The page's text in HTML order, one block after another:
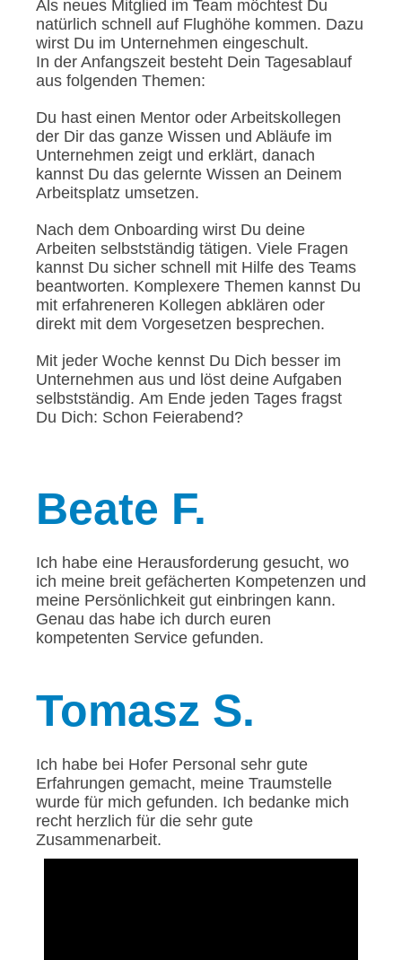
Als neues Mitglied im Team möchtest Du
natürlich schnell auf Flughöhe kommen. Dazu
wirst Du im Unternehmen eingeschult.
In der Anfangszeit besteht Dein Tagesablauf
aus folgenden Themen:
Du hast einen Mentor oder Arbeitskollegen
der Dir das ganze Wissen und Abläufe im
Unternehmen zeigt und erklärt, danach
kannst Du das gelernte Wissen an Deinem
Arbeitsplatz umsetzen.
Nach dem Onboarding wirst Du deine
Arbeiten selbstständig tätigen. Viele Fragen
kannst Du sicher schnell mit Hilfe des Teams
beantworten. Komplexere Themen kannst Du
mit erfahreneren Kollegen abklären oder
direkt mit dem Vorgesetzen besprechen.
Mit jeder Woche kennst Du Dich besser im
Unternehmen aus und löst deine Aufgaben
selbstständig. Am Ende jeden Tages fragst
Du Dich: Schon Feierabend?
Beate F.
Ich habe eine Herausforderung gesucht, wo
ich meine breit gefächerten Kompetenzen und
meine Persönlichkeit gut einbringen kann.
Genau das habe ich durch euren
kompetenten Service gefunden.
Tomasz S.
Ich habe bei Hofer Personal sehr gute
Erfahrungen gemacht, meine Traumstelle
wurde für mich gefunden. Ich bedanke mich
recht herzlich für die sehr gute
Zusammenarbeit.